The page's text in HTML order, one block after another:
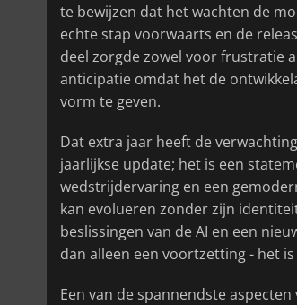
te bewijzen dat het wachten de
echte stap voorwaarts en de
deel zorgde zowel voor frustratie
anticipatie omdat het de
vorm te geven.
Dat extra jaar heeft de
jaarlijkse update; het is een
wedstrijdervaring en een
kan evolueren zonder zijn
beslissingen van de AI en een
dan alleen een voortzetting - het
Een van de spannendste aspecten